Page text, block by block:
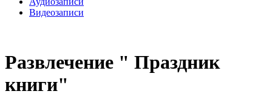
Видеозаписи
Развлечение " Праздник
книги"